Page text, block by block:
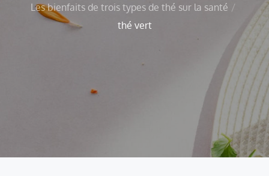
Les bienfaits de trois types de thé sur la santé
thé vert